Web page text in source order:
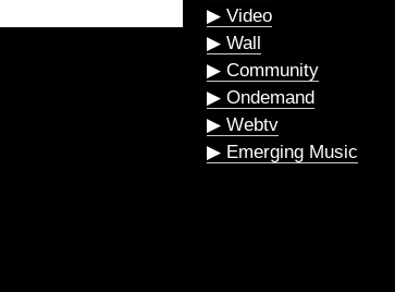
▶ Video
▶ Wall
▶ Community
▶ Ondemand
▶ Webtv
▶ Emerging Music